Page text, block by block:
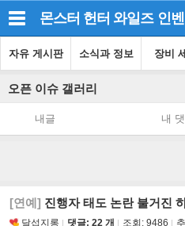
몬스터 헌터 와일즈 인벤
자유 게시판 소식과 정보 장비
오픈 이슈 갤러리
내글 내
[연예] 진행자 태도 논란 불거진
달섭지롱 댓글: 22 개 조회: 9486